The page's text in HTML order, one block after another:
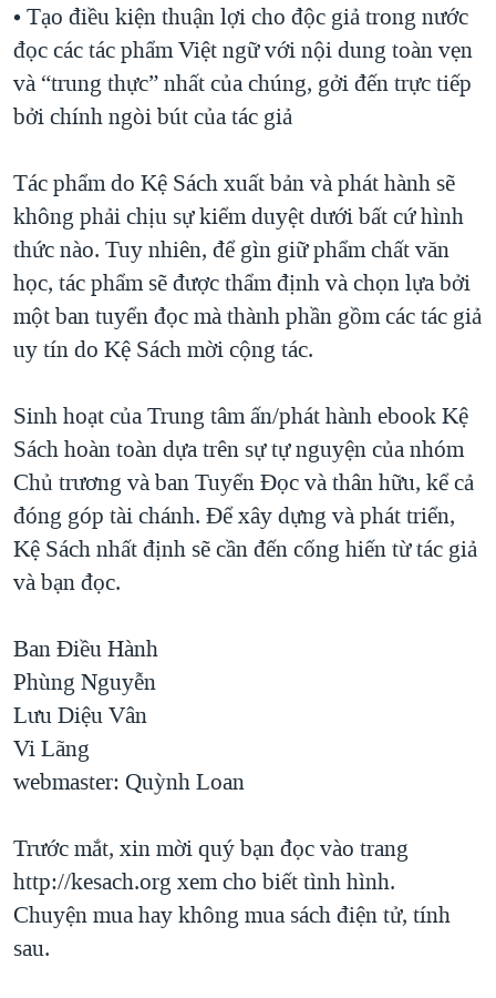
• Tạo điều kiện thuận lợi cho độc giả trong nước
đọc các tác phẩm Việt ngữ với nội dung toàn vẹn
và “trung thực” nhất của chúng, gởi đến trực tiếp
bởi chính ngòi bút của tác giả
Tác phẩm do Kệ Sách xuất bản và phát hành sẽ
không phải chịu sự kiểm duyệt dưới bất cứ hình
thức nào. Tuy nhiên, để gìn giữ phẩm chất văn
học, tác phẩm sẽ được thẩm định và chọn lựa bởi
một ban tuyển đọc mà thành phần gồm các tác giả
uy tín do Kệ Sách mời cộng tác.
Sinh hoạt của Trung tâm ấn/phát hành ebook Kệ
Sách hoàn toàn dựa trên sự tự nguyện của nhóm
Chủ trương và ban Tuyển Đọc và thân hữu, kể cả
đóng góp tài chánh. Để xây dựng và phát triển,
Kệ Sách nhất định sẽ cần đến cống hiến từ tác giả
và bạn đọc.
Ban Điều Hành
Phùng Nguyễn
Lưu Diệu Vân
Vi Lãng
webmaster: Quỳnh Loan
Trước mắt, xin mời quý bạn đọc vào trang
http://kesach.org xem cho biết tình hình.
Chuyện mua hay không mua sách điện tử, tính
sau.